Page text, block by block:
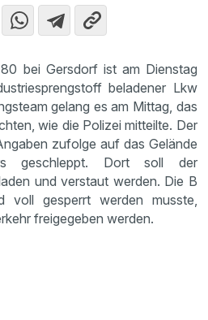
bei Gersdorf ist am Dienstag
beladener Lkw
gelang es am Mittag, das
wie die Polizei mitteilte. Der
zufolge auf das Gelände
geschleppt. Dort soll der
und verstaut werden. Die B
voll gesperrt werden musste,
freigegeben werden.